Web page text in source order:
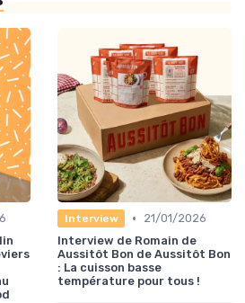
Interview •
21/01/2026
Interview de Romain de
Aussitôt Bon de Aussitôt Bon
: La cuisson basse
température pour tous !